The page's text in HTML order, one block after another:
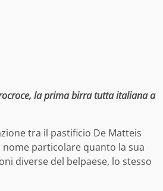
la prima birra tutta italiana a
tra il pastificio De Matteis
nome particolare quanto la sua
diverse del belpaese, lo stesso